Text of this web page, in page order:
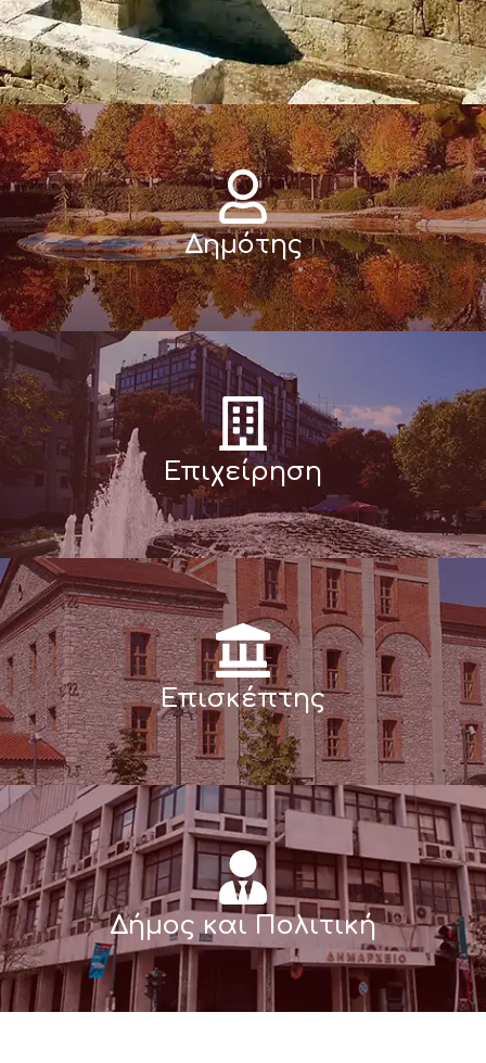
Δημότης
Επιχείρηση
Επισκέπτης
Δήμος και Πολιτική